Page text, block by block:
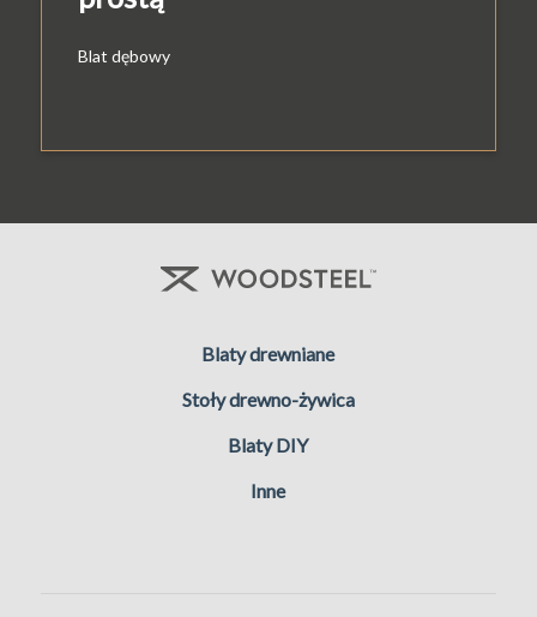
Blat dębowy
Blaty drewniane
Stoły drewno-żywica
Blaty DIY
Inne